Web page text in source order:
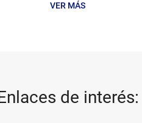
VER MÁS
de interés: